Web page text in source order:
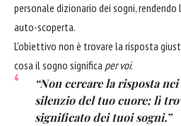
personale dizionario dei sogni,
auto-scoperta.
L'obiettivo non è trovare la risposta
cosa il sogno significa per voi.
“Non cercare la risposta
silenzio del tuo cuore; lì
significato dei tuoi sogni.”